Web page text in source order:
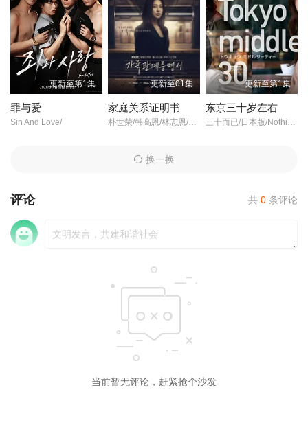
更新至第1集
罪与爱
Sin And Love/
更新至01集
家庭关系证明书
朴世荣/韩高恩/林志恩/成伊言/朴率拉/徐道永/全胜彬/
更新至第1集
东京三十岁左右
换一换
评论 共 0 条评论
当前暂无评论，赶紧抢个沙发